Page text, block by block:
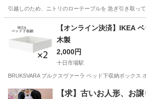
引越しのため、ニトリのローテーブルを 急ぎ引き取っ
矢向駅 テーブル
【オンライン決済】IKEA
木製
2,000円
十日市場駅
BRUKSVARA ブルクスヴァーラ ベッド下収納ボック
神奈川 十日市場駅 収納家具
【求】古いお人形、お